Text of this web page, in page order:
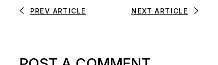
PREV ARTICLE NEXT ARTICLE